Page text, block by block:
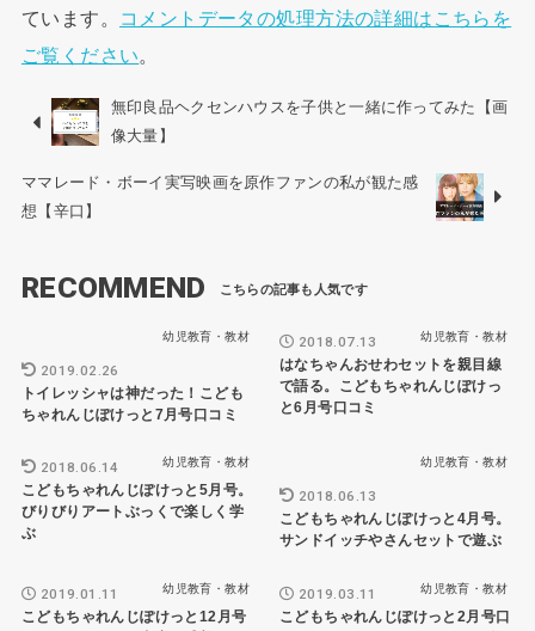
ています。
コメントデータの処理方法の詳細はこちらを
ご覧ください。
無印良品ヘクセンハウスを子供と一緒に作ってみた【画
像大量】
ママレード・ボーイ実写映画を原作ファンの私が観た感
想【辛口】
RECOMMEND
幼児教育・教材
2019.02.26
トイレッシャは神だった！こども
ちゃれんじぽけっと7月号口コミ
幼児教育・教材
2018.07.13
はなちゃんおせわセットを親目線
で語る。こどもちゃれんじぽけっ
と6月号口コミ
幼児教育・教材
2018.06.14
こどもちゃれんじぽけっと5月号。
びりびりアートぶっくで楽しく学
ぶ
幼児教育・教材
2018.06.13
こどもちゃれんじぽけっと4月号。
サンドイッチやさんセットで遊ぶ
幼児教育・教材
2019.01.11
こどもちゃれんじぽけっと12月号
幼児教育・教材
2019.03.11
こどもちゃれんじぽけっと2月号口